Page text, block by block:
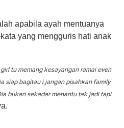
apabila ayah mentuanya
yang mengguris hati anak
tu memang kesayangan ramai even
siap bagitau i jangan pisahkan family
bukan sekadar menantu tak jadi tapi